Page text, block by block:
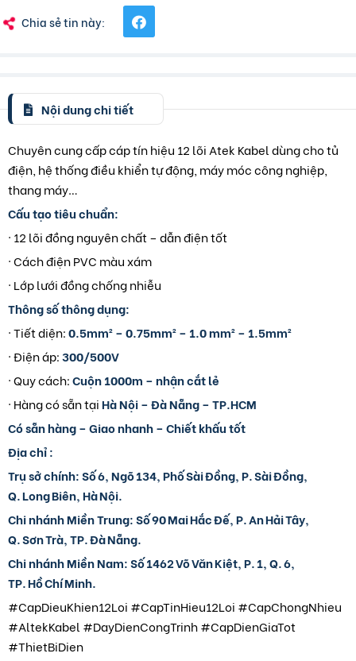
Chia sẻ tin này:
Nội dung chi tiết
Chuyên cung cấp cáp tín hiệu 12 lõi Atek Kabel dùng cho tủ
điện, hệ thống điều khiển tự động, máy móc công nghiệp,
thang máy…
Cấu tạo tiêu chuẩn:
· 12 lõi đồng nguyên chất – dẫn điện tốt
· Cách điện PVC màu xám
· Lớp lưới đồng chống nhiễu
Thông số thông dụng:
· Tiết diện:0.5mm² – 0.75mm² – 1.0 mm² – 1.5mm²
· Điện áp:300/500V
· Quy cách:Cuộn 1000m – nhận cắt lẻ
· Hàng có sẵn tạiHà Nội – Đà Nẵng – TP.HCM
Có sẵn hàng – Giao nhanh – Chiết khấu tốt
Địa chỉ :
Trụ sở chính:Số 6, Ngõ 134, Phố Sài Đồng, P. Sài Đồng,
Q. Long Biên, Hà Nội.
Chi nhánh Miền Trung:Số 90 Mai Hắc Đế, P. An Hải Tây,
Q. Sơn Trà, TP. Đà Nẵng.
Chi nhánh Miền Nam:Số 1462 Võ Văn Kiệt, P. 1, Q. 6,
TP. Hồ Chí Minh.
#CapDieuKhien12Loi #CapTinHieu12Loi #CapChongNhieu
#AltekKabel #DayDienCongTrinh #CapDienGiaTot
#ThietBiDien